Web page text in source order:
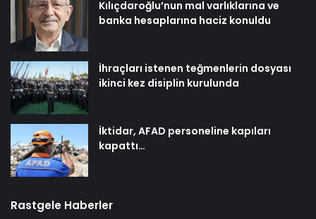
Kılıçdaroğlu’nun mal varlıklarına ve
banka hesaplarına haciz konuldu
İhraçları istenen teğmenlerin dosyası
ikinci kez disiplin kurulunda
İktidar, AFAD personeline kapıları
kapattı…
Rastgele Haberler